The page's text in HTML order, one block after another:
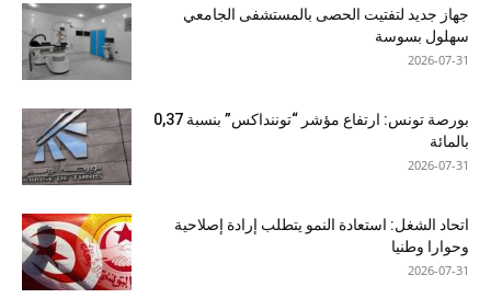
جهاز جديد لتفتيت الحصى بالمستشفى الجامعي
سهلول بسوسة
2026-07-31
بورصة تونس: ارتفاع مؤشر “توننداكس” بنسبة 0,37
بالمائة
2026-07-31
اتحاد الشغل: استعادة النمو يتطلب إرادة إصلاحية
وحوارا وطنيا
2026-07-31